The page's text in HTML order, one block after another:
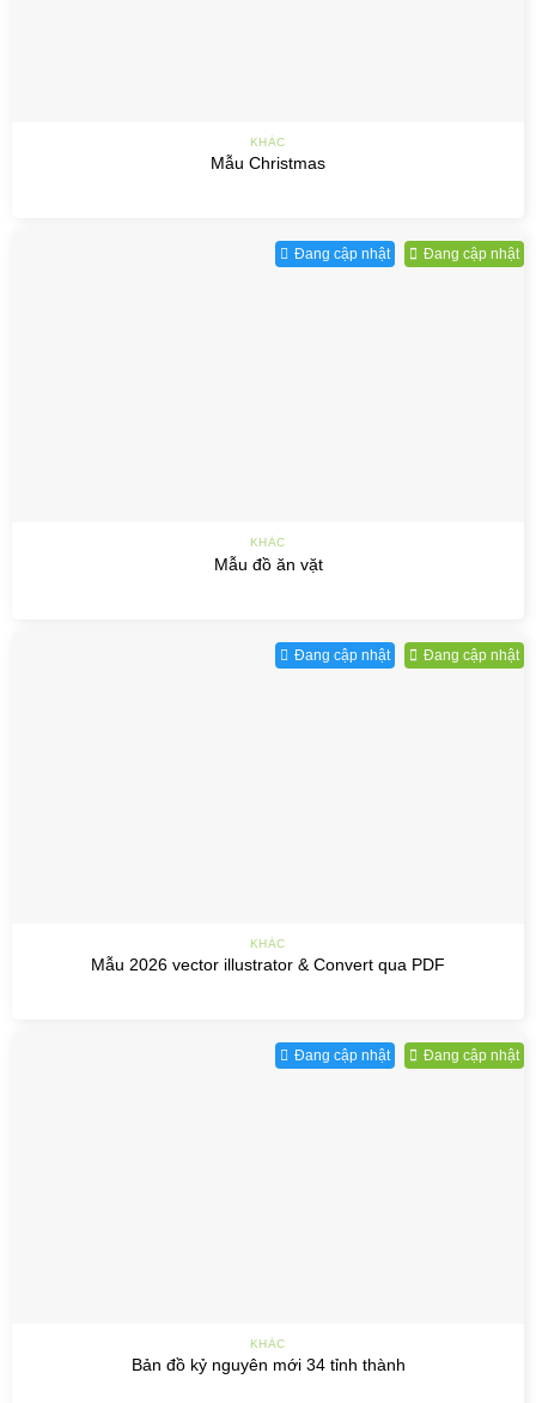
KHÁC
Mẫu Christmas
Đang cập nhật Đang cập nhật
KHÁC
Mẫu đồ ăn vặt
Đang cập nhật Đang cập nhật
KHÁC
Mẫu 2026 vector illustrator & Convert qua PDF
Đang cập nhật Đang cập nhật
KHÁC
Bản đồ kỷ nguyên mới 34 tỉnh thành